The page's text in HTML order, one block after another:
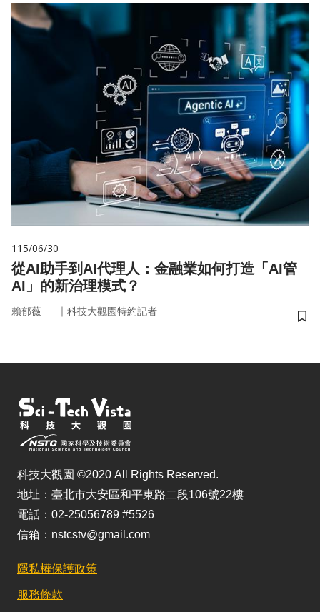
115/06/30
從AI助手到AI代理人：金融業如何打造「AI管
AI」的新治理模式？
賴郁薇 ｜ 科技大觀園特約記者
儲
科技大觀園 ©2020 All Rights Reserved.
地址：臺北市大安區和平東路二段106號22樓
電話：02-25056789 #5526
信箱：nstcstv@gmail.com
隱私權保護政策
服務條款